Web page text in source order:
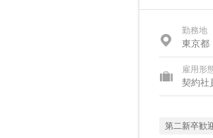
勤務地
東京都
雇用形
契約社
第二新卒歓